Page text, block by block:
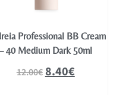
Professional BB Cream
40 Medium Dark 50ml
12.00€8.40€